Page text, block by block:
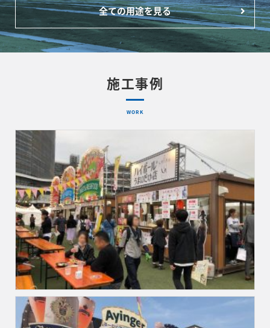
全ての用途を見る
施工事例
WORK